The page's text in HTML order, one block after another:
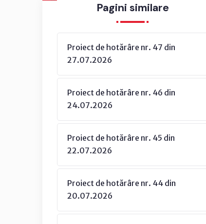
Pagini similare
Proiect de hotărâre nr. 47 din
27.07.2026
Proiect de hotărâre nr. 46 din
24.07.2026
Proiect de hotărâre nr. 45 din
22.07.2026
Proiect de hotărâre nr. 44 din
20.07.2026